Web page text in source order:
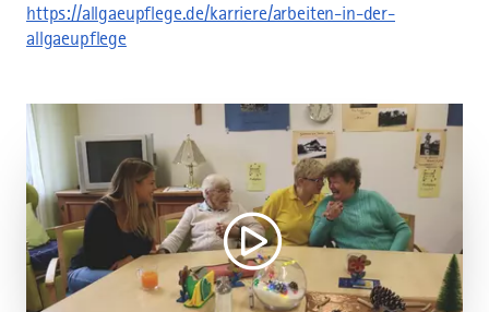
https://allgaeupflege.de/karriere/arbeiten-in-der-
allgaeupflege